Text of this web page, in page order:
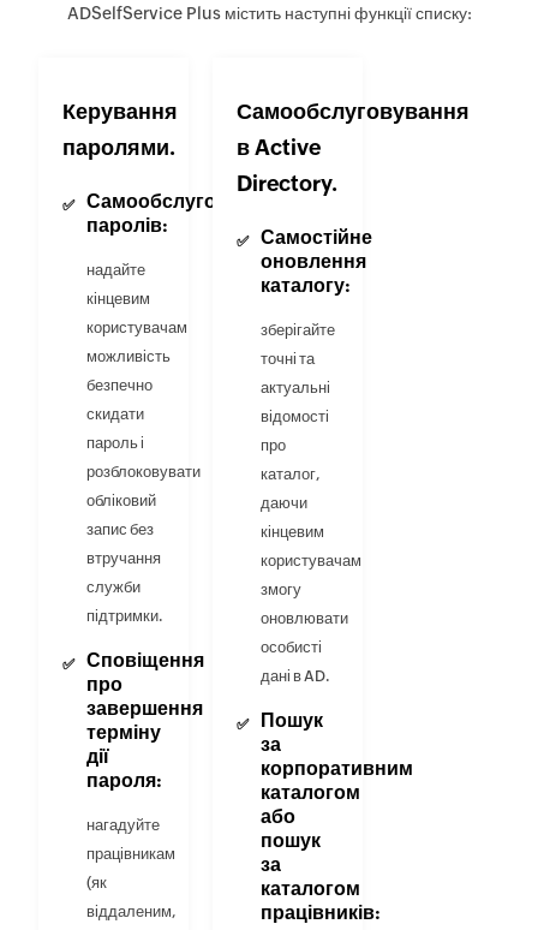
ADSelfService Plus містить наступні функції списку:
Керування
паролями.
Самообслуговування
паролів:
надайте
кінцевим
користувачам
можливість
безпечно
скидати
пароль і
розблоковувати
обліковий
запис без
втручання
служби
підтримки.
Сповіщення
про
завершення
терміну
дії
пароля:
нагадуйте
працівникам
(як
віддаленим,
Самообслуговування
в Active
Directory.
Самостійне
оновлення
каталогу:
зберігайте
точні та
актуальні
відомості
про
каталог,
даючи
кінцевим
користувачам
змогу
оновлювати
особисті
дані в AD.
Пошук
за
корпоративним
каталогом
або
пошук
за
каталогом
працівників: